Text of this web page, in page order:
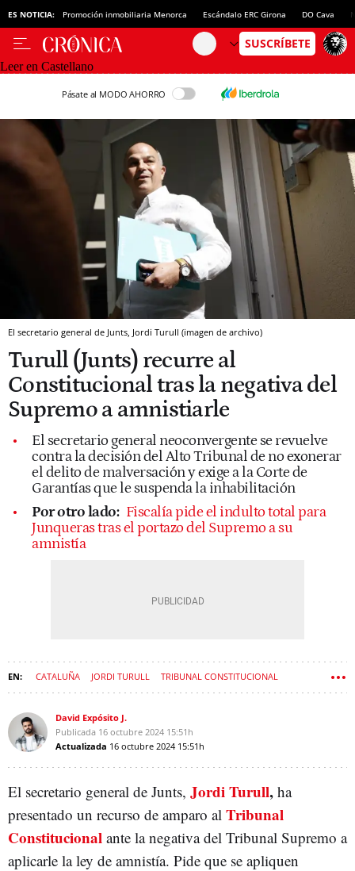
ES NOTICIA: Promoción inmobiliaria Menorca Escándalo ERC Girona DO Cava
Leer en Castellano
Pásate al MODO AHORRO
El secretario general de Junts, Jordi Turull (imagen de archivo)
Turull (Junts) recurre al
Constitucional tras la negativa del
Supremo a amnistiarle
El secretario general neoconvergente se revuelve
contra la decisión del Alto Tribunal de no exonerar
el delito de malversación y exige a la Corte de
Garantías que le suspenda la inhabilitación
Por otro lado: Fiscalía pide el indulto total para
Junqueras tras el portazo del Supremo a su
amnistía
CATALUÑA JORDI TURULL TRIBUNAL CONSTITUCIONAL
INDEPENDENTISMO
David Expósito J.
Publicada 16 octubre 2024 15:51h
Actualizada 16 octubre 2024 15:51h
El secretario general de Junts, Jordi Turull, ha
presentado un recurso de amparo al Tribunal
Constitucional ante la negativa del Tribunal Supremo a
aplicarle la ley de amnistía. Pide que se apliquen